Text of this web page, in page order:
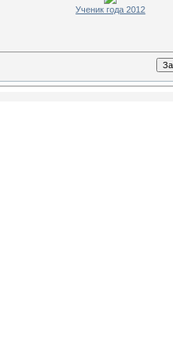
Ученик года 2012